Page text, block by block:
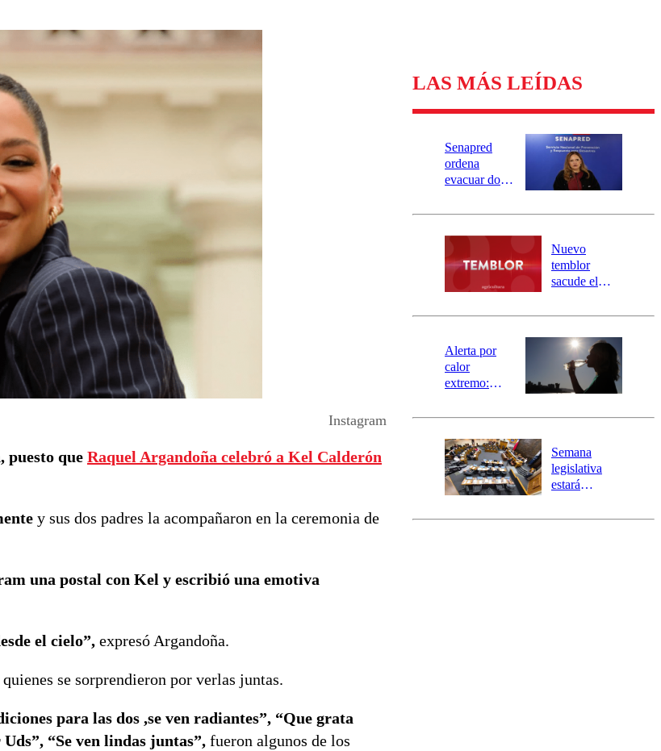
Instagram
puesto que Raquel Argandoña celebró a Kel Calderón
y sus dos padres la acompañaron en la ceremonia de
una postal con Kel y escribió una emotiva
el cielo”, expresó Argandoña.
se sorprendieron por verlas juntas.
para las dos ,se ven radiantes”, “Que grata
“Se ven lindas juntas”, fueron algunos de los
LAS MÁS LEÍDAS
Senapred
ordena
evacuar dos
Carahue por
río Damas:
activa
mensajería
SAE
Nuevo
temblor
sacude el
revisa la
epicentro
Alerta por
calor
extremo:
activa Alerta
Preventiva en
tres comunas
Semana
legislativa
estará
el fin de la